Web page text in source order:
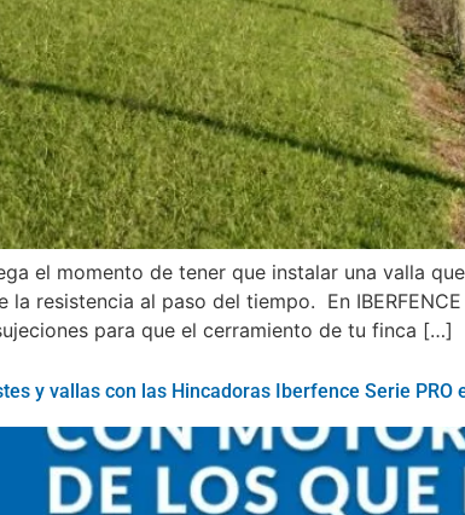
el momento de tener que instalar una valla
la resistencia al paso del tiempo. En
para que el cerramiento de tu finca […]
y vallas con las Hincadoras Iberfence Serie PRO